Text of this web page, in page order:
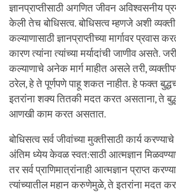
ज्ञानप्राप्तीसाठी अगणित जीवन अविश्वसनीय
केली तेच बोधिसत्व. बोधिसत्व म्हणजे अशी व्यक्ती
कल्याणासाठी ज्ञानप्राप्तीच्या मार्गावर
कारण त्यांना त्यांच्या मर्यादांची जाणीव असते.
कल्याणाचे अनेक मार्ग माहीत असले तरी,
ठरेल, हे ते पूर्णपणे पाहू शकत नाहीत. हे फक्त
इतरांना शक्य तितकी मदत करत असताना, ते
आणखी काम करत असतात.
बोधिसत्व सर्व जीवांच्या मुक्तीसाठी कार्य
अंतिम ध्येय केवळ स्वत:साठी आत्मज्ञान
तर सर्व प्राणिमात्रांनाही आत्मज्ञान प्राप्त
त्यांच्यातील महान करुणेमुळे, ते इतरांना मदत